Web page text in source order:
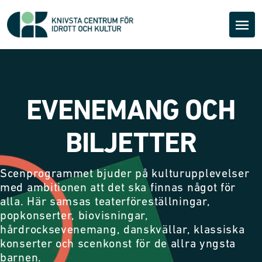
EVENEMANG OCH
BILJETTER
Scenprogrammet bjuder på kulturupplevelser
med ambitionen att det ska finnas något för
alla. Här samsas teaterföreställningar,
popkonserter, biovisningar,
hårdrocksevenemang, danskvällar, klassiska
konserter och scenkonst för de allra yngsta
barnen.